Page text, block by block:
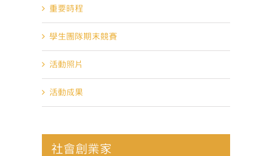
重要時程
學生團隊期末競賽
活動照片
活動成果
社會創業家